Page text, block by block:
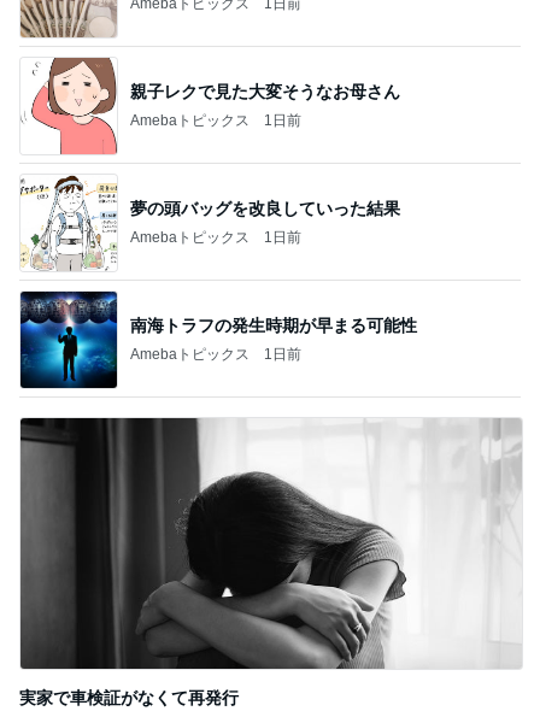
親子レクで見た大変そうなお母さん
Amebaトピックス 1日前
夢の頭バッグを改良していった結果
Amebaトピックス 1日前
南海トラフの発生時期が早まる可能性
Amebaトピックス 1日前
実家で車検証がなくて再発行